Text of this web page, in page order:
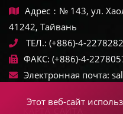
Адрес：№ 143, ул.
41242, Тайвань
ТЕЛ.: (+886)-4-
ФАКС: (+886)-4-
Электронная почта:
Этот веб-сайт